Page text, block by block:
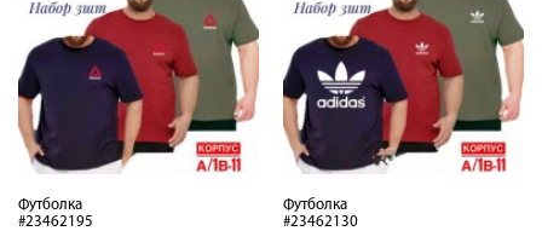
Футболка
#23462195
Футболка
#23462130